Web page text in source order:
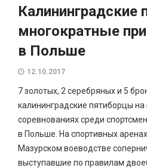
Калининградские
многократные
в Польше
12.10.2017
7 золотых, 2 серебряных и 5
калининградские пятиборцы
соревнованиях среди
в Польше. На спортивных
Мазурском воеводстве
выступавшие по правилам